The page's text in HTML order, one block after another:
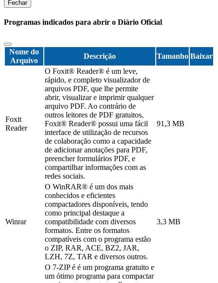
Fechar
Programas indicados para abrir o Diário Oficial
Nome do
Arquivo
Descrição Tamanho Baixar
Foxit
Reader
O Foxit® Reader® é um leve,
rápido, e completo visualizador de
arquivos PDF, que lhe permite
abrir, visualizar e imprimir qualquer
arquivo PDF. Ao contrário de
outros leitores de PDF gratuitos,
Foxit® Reader® possui uma fácil
interface de utilização de recursos
de colaboração como a capacidade
de adicionar anotações para PDF,
preencher formulários PDF, e
compartilhar informações com as
redes sociais.
91,3 MB
Winrar
O WinRAR® é um dos mais
conhecidos e eficientes
compactadores disponíveis, tendo
como principal destaque a
compatibilidade com diversos
formatos. Entre os formatos
compatíveis com o programa estão
o ZIP, RAR, ACE, BZ2, JAR,
LZH, 7Z, TAR e diversos outros.
3,3 MB
O 7-ZIP é é um programa gratuito e
um ótimo programa para compactar